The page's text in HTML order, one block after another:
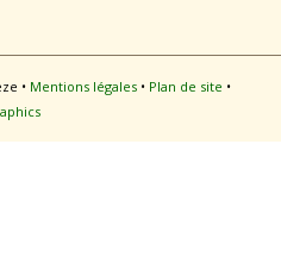
• Mentions légales• Plan de site •